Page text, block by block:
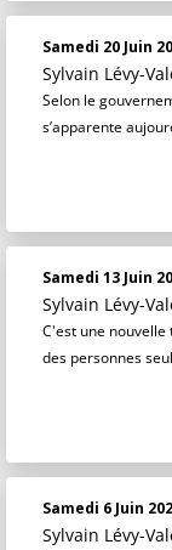
Samedi 20 Juin
Sylvain Lévy-
Selon le
s’apparente
Samedi 13 Juin
Sylvain Lévy-
C'est une
des personnes
Samedi 6 Juin
Sylvain Lévy-